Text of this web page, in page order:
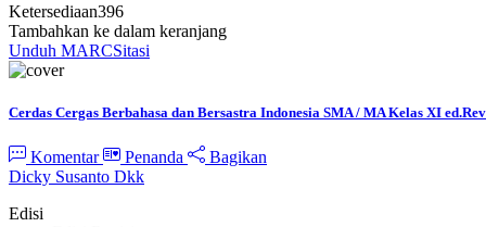
Ketersediaan396
Tambahkan ke dalam keranjang
Unduh MARCSitasi
Cerdas Cergas Berbahasa dan Bersastra Indonesia SMA / MA Kelas XI
Komentar Penanda
Bagikan
Dicky Susanto Dkk
Edisi